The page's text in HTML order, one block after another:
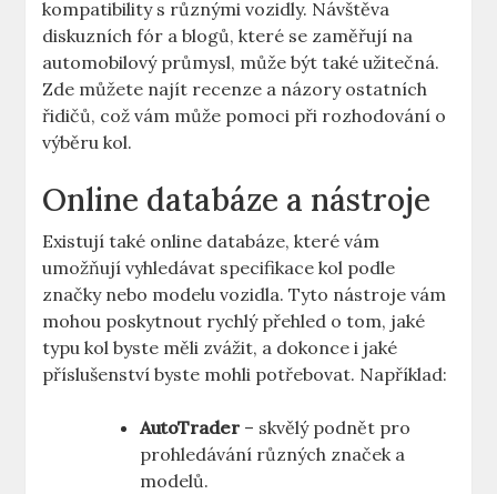
kompatibility s různými vozidly. Návštěva
diskuzních fór a blogů, které se zaměřují na
automobilový průmysl, může být také užitečná.
Zde můžete najít recenze a názory ostatních
řidičů, což vám může pomoci při rozhodování o
výběru kol.
Online databáze a nástroje
Existují také online databáze, které vám
umožňují vyhledávat specifikace kol podle
značky nebo modelu vozidla. Tyto nástroje vám
mohou poskytnout rychlý přehled o tom, jaké
typu kol byste měli zvážit, a dokonce i jaké
příslušenství byste mohli potřebovat. Například:
AutoTrader – skvělý podnět pro
prohledávání různých značek a
modelů.